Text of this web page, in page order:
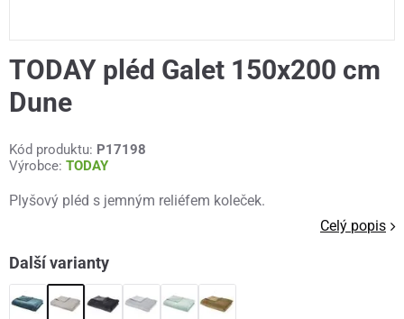
TODAY pléd Galet 150x200 cm
Dune
Kód produktu: P17198
Výrobce: TODAY
Plyšový pléd s jemným reliéfem koleček.
Celý popis
Další varianty